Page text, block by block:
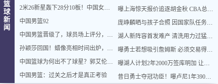
篮
球
新
闻
2米26新星轰下28分10板！中国女篮2分憾负澳大利亚，王思雨贡献16分
中国男篮92
中国男篮晋级了，球员场上评分，赵继伟最优，廖三宁最低，庞峥麟亮眼
孙颖莎回国！蜡像亮相时间出炉，并肩刘翔姚明，无愧国乒代表
中国篮球为何出不了球星？郭艾伦赛后一句话，戳中中国篮球死穴
中国男篮：过关之后才是真正考验
曝上海惊天报价追逐胡金秋 CBA总冠军归属将无悬念
庞峥麟晒与孩子合照 因国家队任务未回家陪产
湖人新阵容首发难产 清洗用力过猛伤到大动脉？
曝勇士若想吸引詹姆斯 必须交易得到浓眉
曝湖人计划2年2000万签库明加 让其出任先发小前
昔日勇士夺冠功臣！曝卢尼1年390万签约湖人